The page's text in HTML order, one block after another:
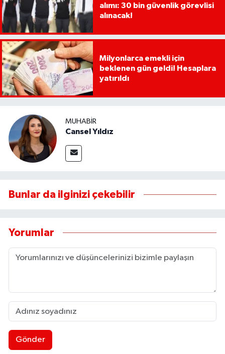
alımı: 30 bin güvenlik görevlisi
alınacak!
Milyonlarca emekli için
beklenen gün geldi! Hesaplara
yatırıldı
MUHABIR
Cansel Yıldız
Bunlar da ilginizi çekebilir
Yorumlar
Gönder